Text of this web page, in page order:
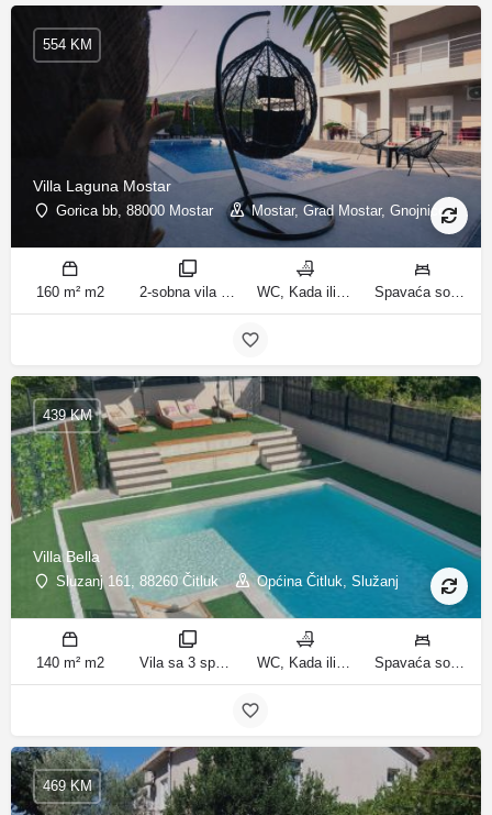
Villa Laguna Mostar
Gorica bb, 88000 Mostar Mostar, Grad Mostar, Gnojnice
554 KM
160 m² m2
Villa Bella
Sluzanj 161, 88260 Čitluk Općina Čitluk, Služanj
439 KM
140 m² m2
469 KM